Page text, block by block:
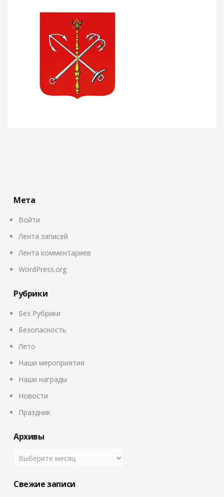
Мета
Войти
Лента записей
Лента комментариев
WordPress.org
Рубрики
Без Рубрики
Безопасность
Лето
Наши мероприятия
Наши награды
Новости
Праздник
Архивы
Свежие записи